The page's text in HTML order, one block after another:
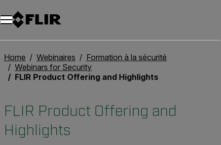
Unread messages
Modèle
Supprimer
articles
article
Ajouter au panier
Ajouté au panier
Home Webinaires
Formation à la sécurité
Webinars for Security
FLIR Product Offering and Highlights
FLIR Product Offering and
Highlights